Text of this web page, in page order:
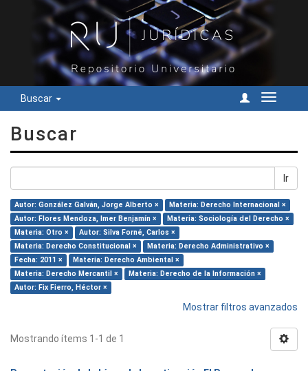
Buscar
Cambiar
Buscar
Ir
Autor: González Galván, Jorge Alberto ×
Materia: Derecho Internacional ×
Autor: Flores Mendoza, Imer Benjamín ×
Materia: Sociología del Derecho ×
Materia: Otro ×
Autor: Silva Forné, Carlos ×
Materia: Derecho Constitucional ×
Materia: Derecho Administrativo ×
Fecha: 2011 ×
Materia: Derecho Ambiental ×
Materia: Derecho Mercantil ×
Materia: Derecho de la Información ×
Autor: Fix Fierro, Héctor ×
Mostrar filtros avanzados
Mostrando ítems 1-1 de 1